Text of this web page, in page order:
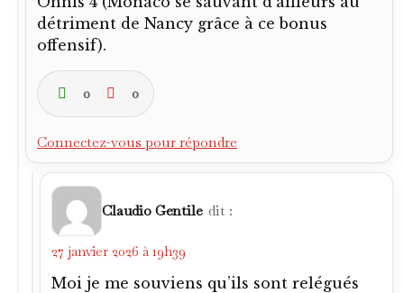
détriment de Nancy grâce à ce bonus
offensif).
0 0
Connectez-vous pour répondre
Claudio Gentile dit :
27 janvier 2026 à 19h39
Moi je me souviens qu’ils sont relégués